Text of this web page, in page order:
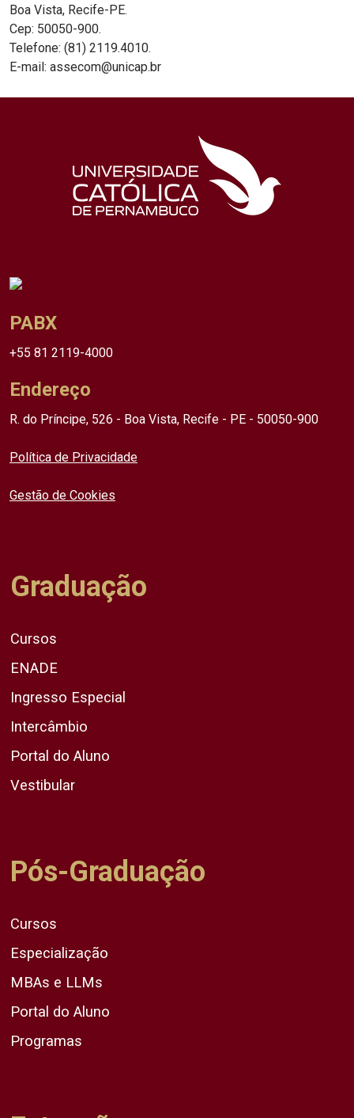
Boa Vista, Recife-PE.
Cep: 50050-900.
Telefone: (81) 2119.4010.
E-mail: assecom@unicap.br
PABX
+55 81 2119-4000
Endereço
R. do Príncipe, 526 - Boa Vista, Recife - PE - 50050-900
Política de Privacidade
Gestão de Cookies
Graduação
Cursos
ENADE
Ingresso Especial
Intercâmbio
Portal do Aluno
Vestibular
Pós-Graduação
Cursos
Especialização
MBAs e LLMs
Portal do Aluno
Programas